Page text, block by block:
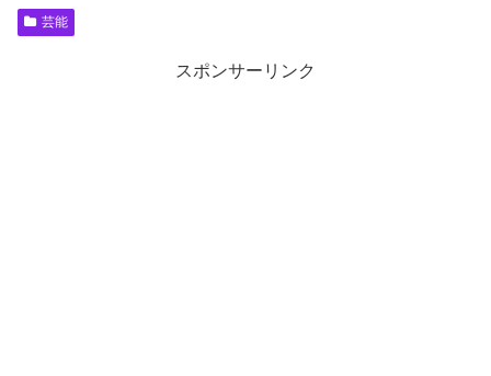
芸能
スポンサーリンク